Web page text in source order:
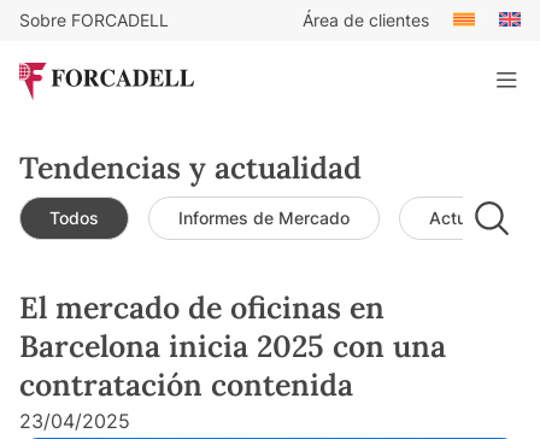
Sobre FORCADELL Área de clientes
Tendencias y actualidad
Todos Informes de Mercado Actualidad
El mercado de oficinas en
Barcelona inicia 2025 con una
contratación contenida
23/04/2025